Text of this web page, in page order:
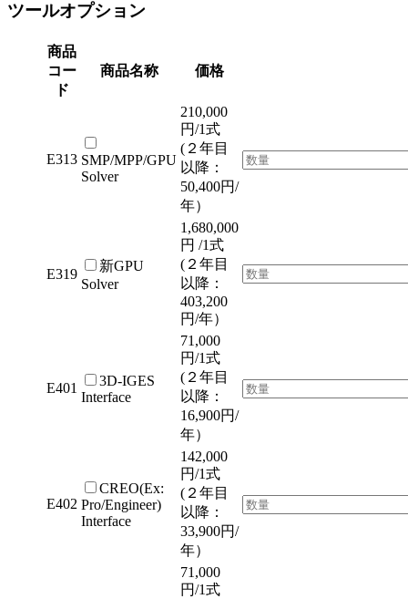
ツールオプション
商品
コー
ド
商品名称 価格
E313 SMP/MPP/GPU
Solver
210,000
円/1式
(２年目
以降：
50,400円/
年）
E319
新GPU
Solver
1,680,000
円 /1式
(２年目
以降：
403,200
円/年）
E401
3D-IGES
Interface
71,000
円/1式
(２年目
以降：
16,900円/
年）
E402
CREO(Ex:
Pro/Engineer)
Interface
142,000
円/1式
(２年目
以降：
33,900円/
年）
71,000
円/1式